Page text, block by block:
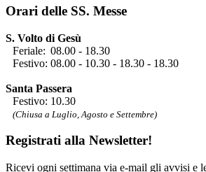
Orari delle SS. Messe
S. Volto di Gesù
Feriale: 08.00 - 18.30
Festivo: 08.00 - 10.30 - 18.30 - 18.30
Santa Passera
Festivo: 10.30
(Chiusa a Luglio, Agosto e Settembre)
Registrati alla Newsletter!
Ricevi ogni settimana via e-mail gli avvisi e